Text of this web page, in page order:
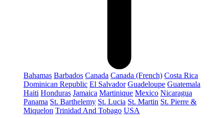
Bahamas Barbados Canada Canada (French) Costa Rica
Dominican Republic El Salvador Guadeloupe Guatemala
Haiti Honduras Jamaica Martinique Mexico Nicaragua
Panama St. Barthelemy St. Lucia St. Martin St. Pierre &
Miquelon Trinidad And Tobago USA